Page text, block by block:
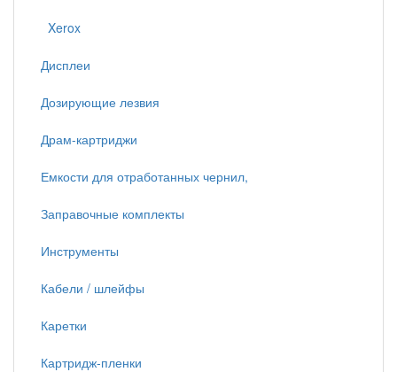
Xerox
Дисплеи
Дозирующие лезвия
Драм-картриджи
Емкости для отработанных чернил,
Заправочные комплекты
Инструменты
Кабели / шлейфы
Каретки
Картридж-пленки